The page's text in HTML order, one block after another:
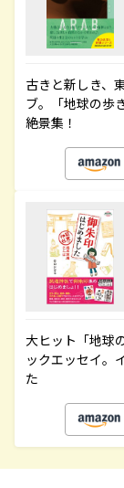
古きと新しき、
ブ。「地球の歩
絶景集！
大ヒット「地球
ックエッセイ。
た